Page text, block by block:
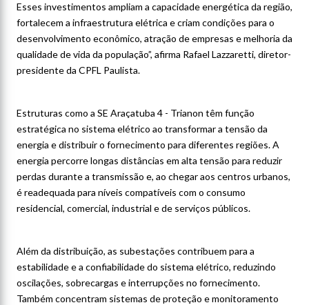
Esses investimentos ampliam a capacidade energética da região,
fortalecem a infraestrutura elétrica e criam condições para o
desenvolvimento econômico, atração de empresas e melhoria da
qualidade de vida da população”, afirma Rafael Lazzaretti, diretor-
presidente da CPFL Paulista.
Estruturas como a SE Araçatuba 4 - Trianon têm função
estratégica no sistema elétrico ao transformar a tensão da
energia e distribuir o fornecimento para diferentes regiões. A
energia percorre longas distâncias em alta tensão para reduzir
perdas durante a transmissão e, ao chegar aos centros urbanos,
é readequada para níveis compatíveis com o consumo
residencial, comercial, industrial e de serviços públicos.
Além da distribuição, as subestações contribuem para a
estabilidade e a confiabilidade do sistema elétrico, reduzindo
oscilações, sobrecargas e interrupções no fornecimento.
Também concentram sistemas de proteção e monitoramento